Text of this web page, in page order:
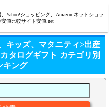
Yahoo!ショッピング、Amazon ネットショッ
安値比較サイト安値.net
キッズ、マタニティ>出産
タログギフト カテゴリ別
キング